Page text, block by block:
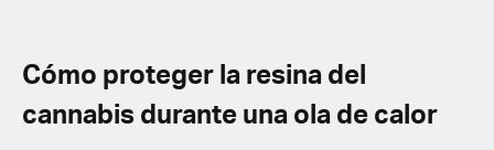
Cómo proteger la resina del
cannabis durante una ola de calor